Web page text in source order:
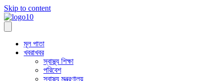
Skip to content
মূল পাতা
খবরাখবর
স্বাস্থ্য শিক্ষা
পরিবেশ
স্বাস্থ্য মন্ত্রণালয়